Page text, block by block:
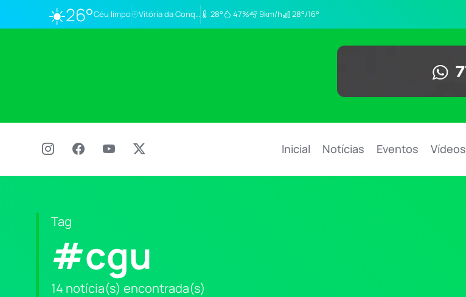
☀️26°Céu limpo Vitória da Conq… 28° 47% 9km/h 28°/16°
Inicial Notícias Eventos Vídeos
Tag
#cgu
14 notícia(s) encontrada(s)